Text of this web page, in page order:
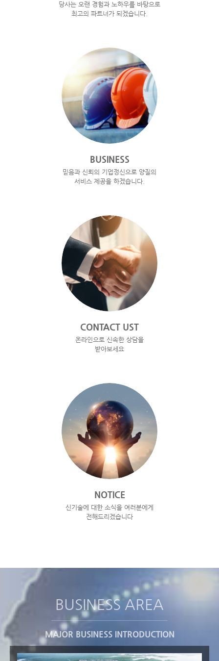
당사는 오랜 경험과 노하우를 바탕으로
최고의 파트너가 되겠습니다.
BUSINESS
믿음과 신뢰의 기업정신으로 양질의
서비스 제공을 하겠습니다.
CONTACT UST
온라인으로 신속한 상담을
받아보세요
NOTICE
신기술에 대한 소식을 여러분에게
전해드리겠습니다
BUSINESS AREA
MAJOR BUSINESS INTRODUCTION